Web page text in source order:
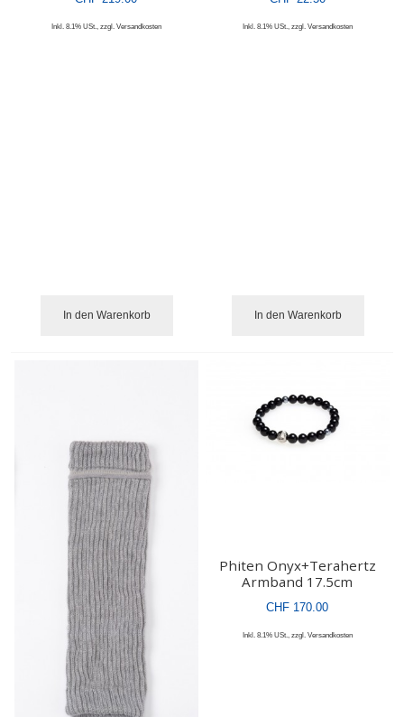
Inkl. 8.1% USt., zzgl. Versandkosten
In den Warenkorb
Inkl. 8.1% USt., zzgl. Versandkosten
In den Warenkorb
Phiten Onyx+Terahertz
Armband 17.5cm
CHF 170.00
Inkl. 8.1% USt., zzgl. Versandkosten